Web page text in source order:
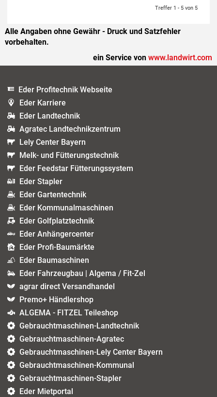
Treffer 1 - 5 von 5
Alle Angaben ohne Gewähr - Druck und Satzfehler
vorbehalten.
ein Service von www.landwirt.com
Eder Profitechnik Webseite
Eder Karriere
Eder Landtechnik
Agratec Landtechnikzentrum
Lely Center Bayern
Melk- und Fütterungstechnik
Eder Feedstar Fütterungssystem
Eder Stapler
Eder Gartentechnik
Eder Kommunalmaschinen
Eder Golfplatztechnik
Eder Anhängercenter
Eder Profi-Baumärkte
Eder Baumaschinen
Eder Fahrzeugbau | Algema / Fit-Zel
agrar direct Versandhandel
Premo+ Händlershop
ALGEMA - FITZEL Teileshop
Gebrauchtmaschinen-Landtechnik
Gebrauchtmaschinen-Agratec
Gebrauchtmaschinen-Lely Center Bayern
Gebrauchtmaschinen-Kommunal
Gebrauchtmaschinen-Stapler
Eder Mietportal